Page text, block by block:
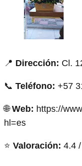
📍 Dirección: Cl.
📞 Teléfono: +57
🌐Web: https://
hl=es
⭐ Valoración: 4.4